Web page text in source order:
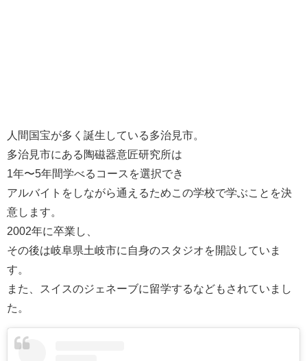
人間国宝が多く誕生している多治見市。
多治見市にある陶磁器意匠研究所は
1年〜5年間学べるコースを選択でき
アルバイトをしながら通えるためこの学校で学ぶことを決
意します。
2002年に卒業し、
その後は岐阜県土岐市に自身のスタジオを開設していま
す。
また、スイスのジェネーブに留学するなどもされていまし
た。